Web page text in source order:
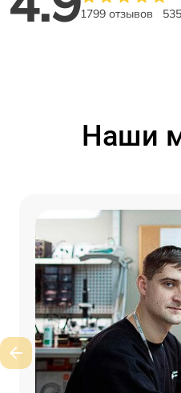
1799 отзывов
Наши